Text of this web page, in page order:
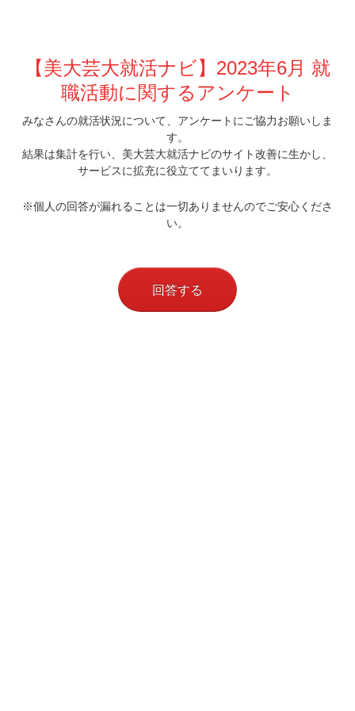
【美大芸大就活ナビ】2023年6月 就
職活動に関するアンケート
みなさんの就活状況について、アンケートにご協力お願いしま
す。
結果は集計を行い、美大芸大就活ナビのサイト改善に生かし、
サービスに拡充に役立ててまいります。
※個人の回答が漏れることは一切ありませんのでご安心くださ
い。
回答する